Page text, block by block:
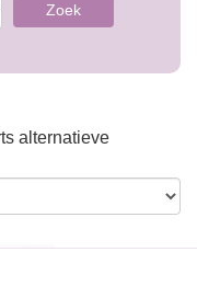
Zoek
alternatieve